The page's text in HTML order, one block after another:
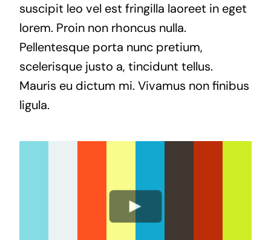
suscipit leo vel est fringilla laoreet in eget
lorem. Proin non rhoncus nulla.
Pellentesque porta nunc pretium,
scelerisque justo a, tincidunt tellus.
Mauris eu dictum mi. Vivamus non finibus
ligula.